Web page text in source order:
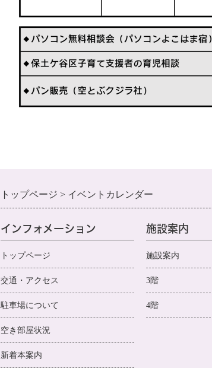
トップページ イベントカレンダー
インフォメーション
トップページ
交通・アクセス
駐車場について
空き部屋状況
新着本案内
施設案内
施設案内
3階
4階